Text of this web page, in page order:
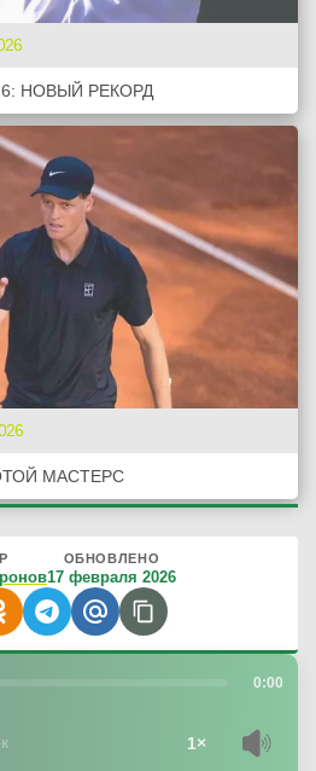
НОВЫЙ РЕКОРД
МАСТЕРС
ОБНОВЛЕНО
17 февраля 2026
0:00
1×